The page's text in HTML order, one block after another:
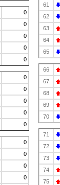
0
0
0
0
0
0
0
0
0
0
0
0
0
0
61
62
63
64
65
66
67
68
69
70
71
72
73
74
75